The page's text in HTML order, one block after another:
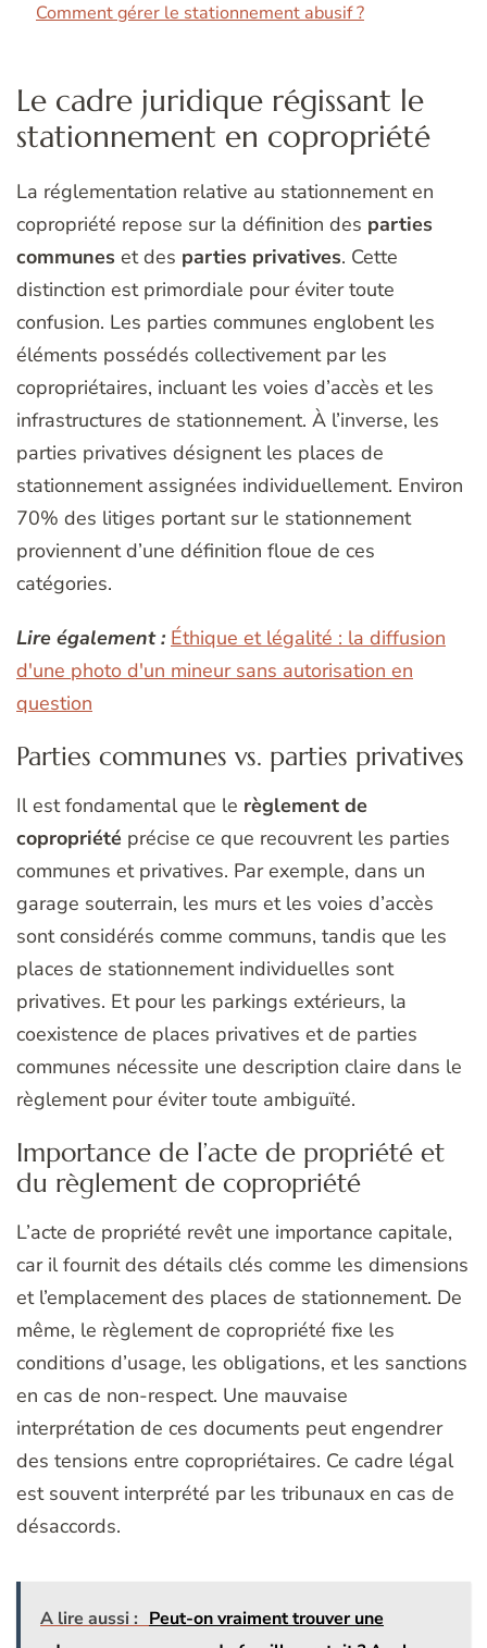
Comment gérer le stationnement abusif ?
Le cadre juridique régissant le
stationnement en copropriété
La réglementation relative au stationnement en
copropriété repose sur la définition des parties
communes et des parties privatives. Cette
distinction est primordiale pour éviter toute
confusion. Les parties communes englobent les
éléments possédés collectivement par les
copropriétaires, incluant les voies d’accès et les
infrastructures de stationnement. À l’inverse, les
parties privatives désignent les places de
stationnement assignées individuellement. Environ
70% des litiges portant sur le stationnement
proviennent d’une définition floue de ces
catégories.
Lire également : Éthique et légalité : la diffusion
d'une photo d'un mineur sans autorisation en
question
Parties communes vs. parties privatives
Il est fondamental que le règlement de
copropriété précise ce que recouvrent les parties
communes et privatives. Par exemple, dans un
garage souterrain, les murs et les voies d’accès
sont considérés comme communs, tandis que les
places de stationnement individuelles sont
privatives. Et pour les parkings extérieurs, la
coexistence de places privatives et de parties
communes nécessite une description claire dans le
règlement pour éviter toute ambiguïté.
Importance de l’acte de propriété et
du règlement de copropriété
L’acte de propriété revêt une importance capitale,
car il fournit des détails clés comme les dimensions
et l’emplacement des places de stationnement. De
même, le règlement de copropriété fixe les
conditions d’usage, les obligations, et les sanctions
en cas de non-respect. Une mauvaise
interprétation de ces documents peut engendrer
des tensions entre copropriétaires. Ce cadre légal
est souvent interprété par les tribunaux en cas de
désaccords.
A lire aussi : Peut-on vraiment trouver une